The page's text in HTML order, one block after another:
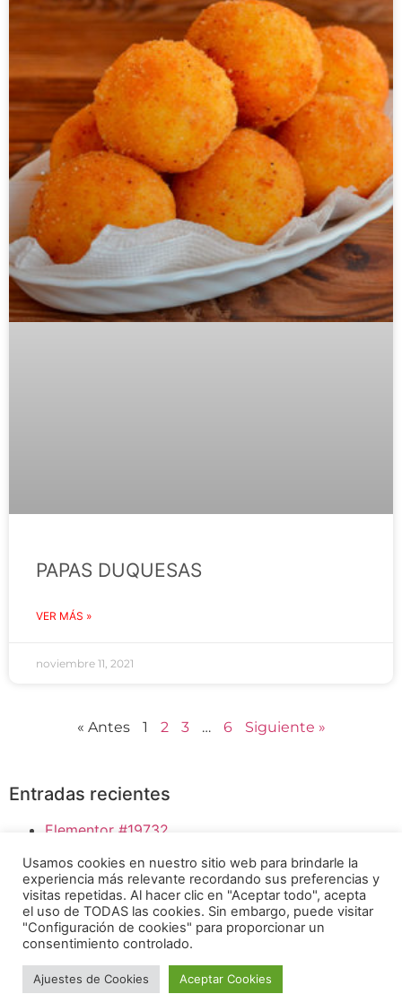
PAPAS DUQUESAS
VER MÁS »
noviembre 11, 2021
« Antes 1 2 3 … 6 Siguiente »
Entradas recientes
Elementor #19732
HUMMUS DE GARBANZO
SI LE DAS PAPILLAS A TÚ BEBÉ, ESTO TE
INTERESA
BENEFICIOS DE COCINAR SIN GRASA
Osoji Robotics ® 2026
INSTAGRAM
Usamos cookies en nuestro sitio web para brindarle la
experiencia más relevante recordando sus preferencias y
visitas repetidas. Al hacer clic en "Aceptar todo", acepta
el uso de TODAS las cookies. Sin embargo, puede visitar
"Configuración de cookies" para proporcionar un
consentimiento controlado.
Ajuestes de Cookies Aceptar Cookies